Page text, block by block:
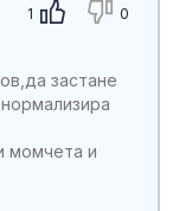
1 0
застане
момчета и